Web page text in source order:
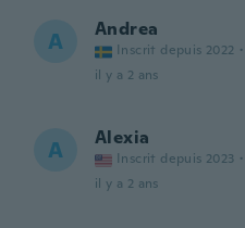
A Andrea
Inscrit depuis 2022 ·
il y a 2 ans
A Alexia
Inscrit depuis 2023 ·
il y a 2 ans